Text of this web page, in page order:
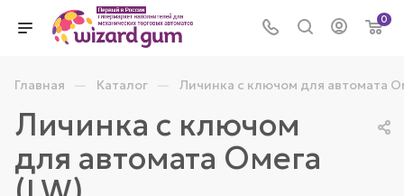
0
Главная — Каталог — Личинка с ключом для автомата
Личинка с ключом
для автомата Омега